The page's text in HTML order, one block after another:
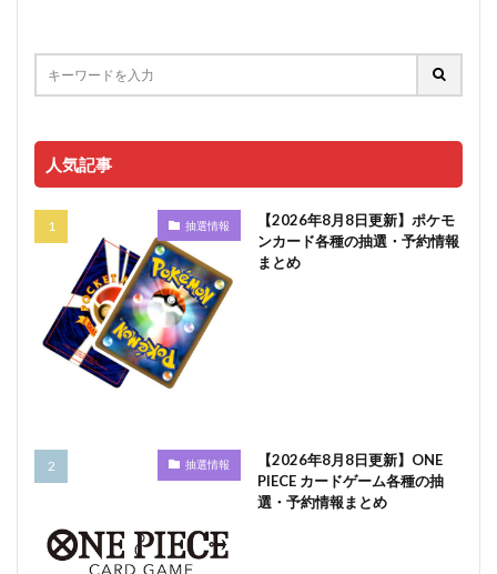
人気記事
抽選情報
【2026年8月8日更新】ポケモ
ンカード各種の抽選・予約情報
まとめ
抽選情報
【2026年8月8日更新】ONE
PIECE カードゲーム各種の抽
選・予約情報まとめ